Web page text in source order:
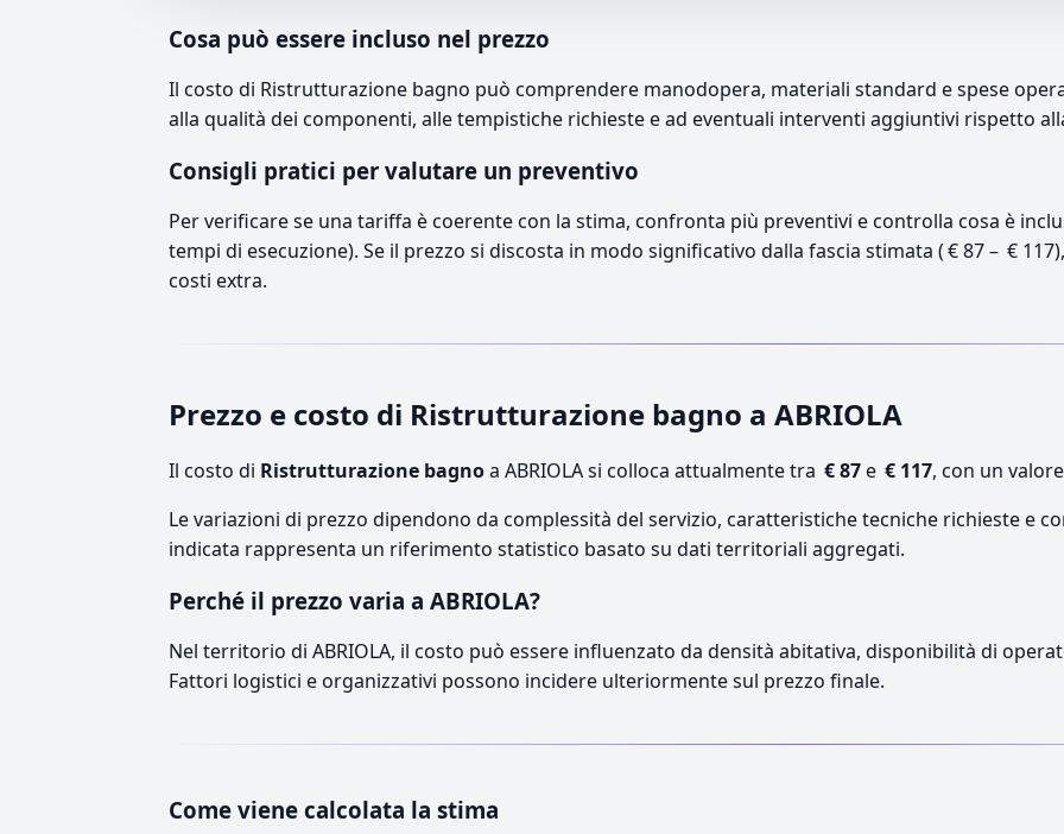
Cosa può essere incluso nel prezzo
Il costo di Ristrutturazione bagno può comprendere manodopera, materiali standard e spese
alla qualità dei componenti, alle tempistiche richieste e ad eventuali interventi aggiuntivi rispetto
Consigli pratici per valutare un preventivo
Per verificare se una tariffa è coerente con la stima, confronta più preventivi e controlla cosa è
tempi di esecuzione). Se il prezzo si discosta in modo significativo dalla fascia stimata ( € 87 – €
costi extra.
Prezzo e costo di Ristrutturazione bagno a ABRIOLA
Il costo di Ristrutturazione bagnoa ABRIOLA si colloca attualmente tra € 87e € 117, con un
Le variazioni di prezzo dipendono da complessità del servizio, caratteristiche tecniche richieste e
indicata rappresenta un riferimento statistico basato su dati territoriali aggregati.
Perché il prezzo varia a ABRIOLA?
Nel territorio di ABRIOLA, il costo può essere influenzato da densità abitativa, disponibilità di
Fattori logistici e organizzativi possono incidere ulteriormente sul prezzo finale.
Come viene calcolata la stima